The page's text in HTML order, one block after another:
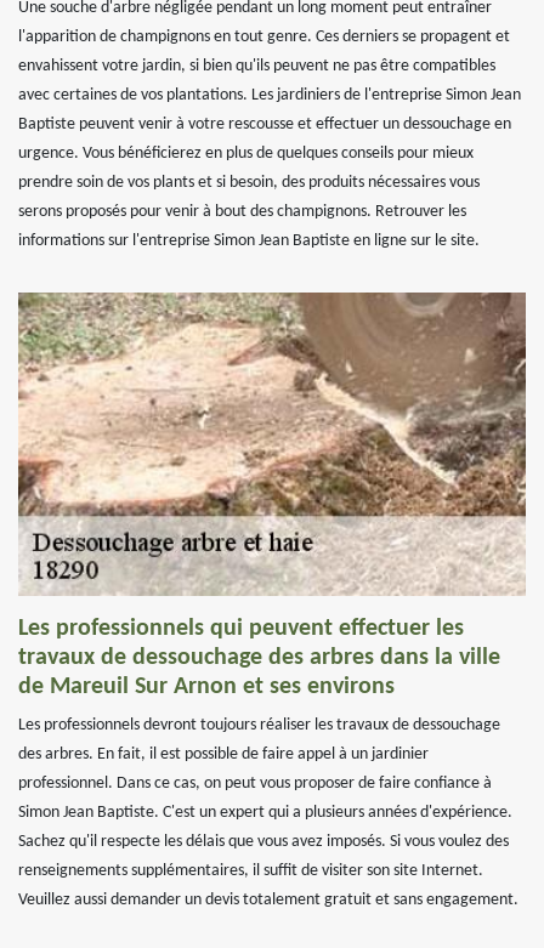
Une souche d'arbre négligée pendant un long moment peut entraîner
l'apparition de champignons en tout genre. Ces derniers se propagent et
envahissent votre jardin, si bien qu'ils peuvent ne pas être compatibles
avec certaines de vos plantations. Les jardiniers de l'entreprise Simon Jean
Baptiste peuvent venir à votre rescousse et effectuer un dessouchage en
urgence. Vous bénéficierez en plus de quelques conseils pour mieux
prendre soin de vos plants et si besoin, des produits nécessaires vous
serons proposés pour venir à bout des champignons. Retrouver les
informations sur l'entreprise Simon Jean Baptiste en ligne sur le site.
Les professionnels qui peuvent effectuer les
travaux de dessouchage des arbres dans la ville
de Mareuil Sur Arnon et ses environs
Les professionnels devront toujours réaliser les travaux de dessouchage
des arbres. En fait, il est possible de faire appel à un jardinier
professionnel. Dans ce cas, on peut vous proposer de faire confiance à
Simon Jean Baptiste. C'est un expert qui a plusieurs années d'expérience.
Sachez qu'il respecte les délais que vous avez imposés. Si vous voulez des
renseignements supplémentaires, il suffit de visiter son site Internet.
Veuillez aussi demander un devis totalement gratuit et sans engagement.